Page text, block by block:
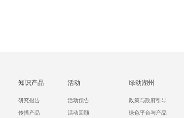
知识产品
研究报告
传播产品
活动
活动预告
活动回顾
绿动湖州
政策与政府引导
绿色平台与产品